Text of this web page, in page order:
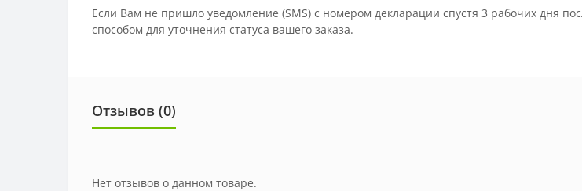
Если Вам не пришло уведомление (SMS) с номером декларации спустя 3 рабочих дня
способом для уточнения статуса вашего заказа.
Отзывов (0)
Нет отзывов о данном товаре.